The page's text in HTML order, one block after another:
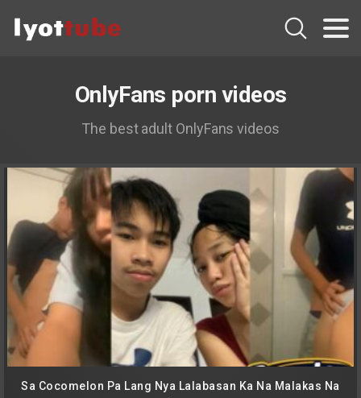
OnlyFans porn videos
The best adult OnlyFans videos
Sa Cocomelon Pa Lang Nya Lalabasan Ka Na Malakas Na